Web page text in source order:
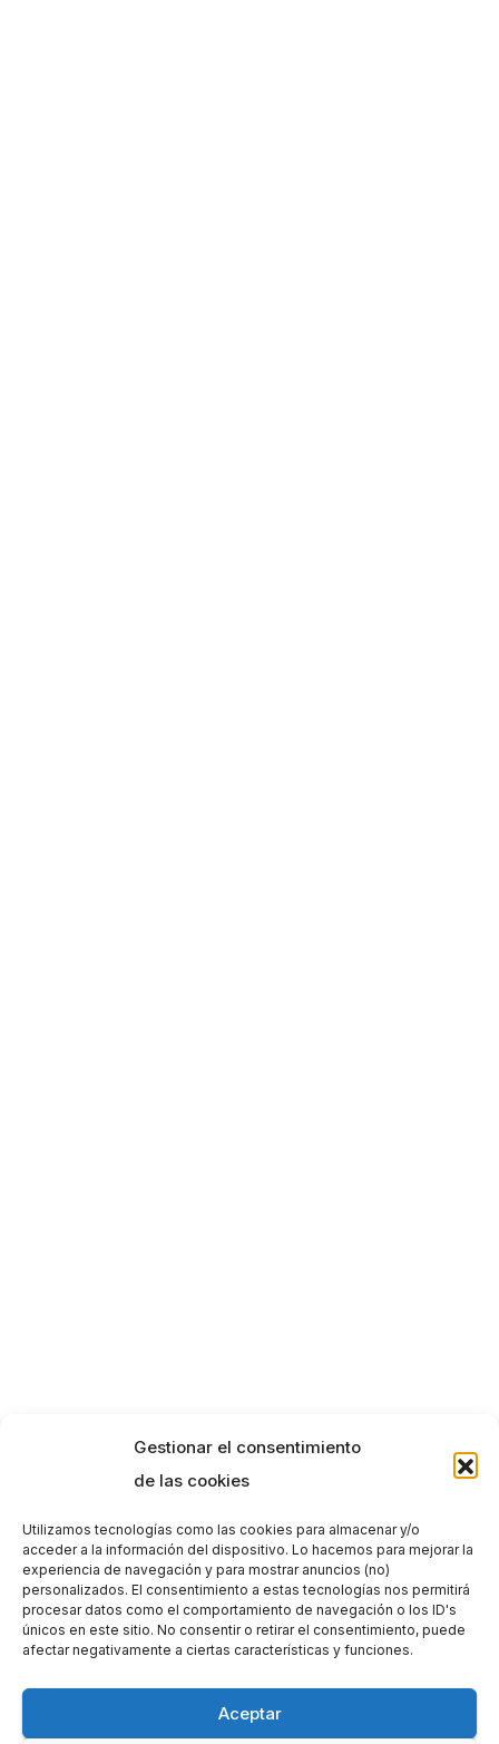
Gestionar el consentimiento
de las cookies
Utilizamos tecnologías como las cookies para almacenar y/o
acceder a la información del dispositivo. Lo hacemos para mejorar la
experiencia de navegación y para mostrar anuncios (no)
personalizados. El consentimiento a estas tecnologías nos permitirá
procesar datos como el comportamiento de navegación o los ID's
únicos en este sitio. No consentir o retirar el consentimiento, puede
afectar negativamente a ciertas características y funciones.
Aceptar